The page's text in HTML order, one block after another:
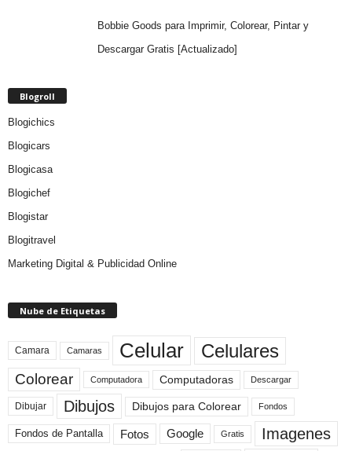
Bobbie Goods para Imprimir, Colorear, Pintar y
Descargar Gratis [Actualizado]
Blogroll
Blogichics
Blogicars
Blogicasa
Blogichef
Blogistar
Blogitravel
Marketing Digital & Publicidad Online
Nube de Etiquetas
Camara Camaras Celular Celulares
Colorear Computadora Computadoras Descargar
Dibujar Dibujos Dibujos para Colorear Fondos
Fondos de Pantalla Fotos Google Gratis Imagenes